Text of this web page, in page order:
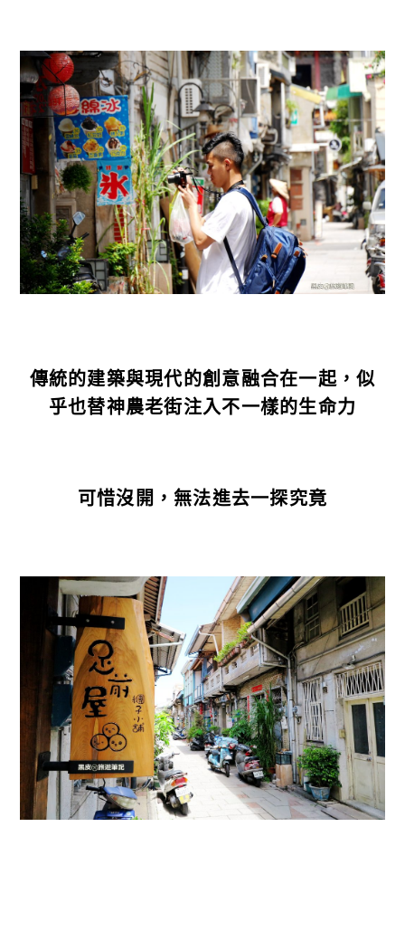
傳統的建築與現代的創意融合在一起，似
乎也替神農老街注入不一樣的生命力
可惜沒開，無法進去一探究竟